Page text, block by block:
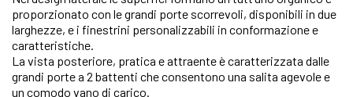
proporzionato con le grandi porte scorrevoli, disponibili in due
larghezze, e i finestrini personalizzabili in conformazione e
caratteristiche.
La vista posteriore, pratica e attraente è caratterizzata dalle
grandi porte a 2 battenti che consentono una salita agevole e
un comodo vano di carico.